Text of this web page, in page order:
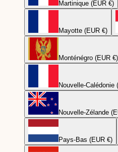
Martinique (EUR €)
Mayotte (EUR €)
Monténégro (EUR €)
Nouvelle-Calédonie
Nouvelle-Zélande
Pays-Bas (EUR €)